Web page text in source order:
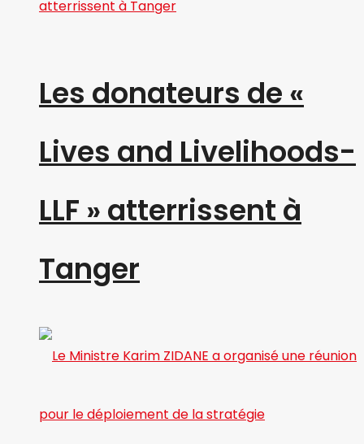
Les donateurs de «
Lives and Livelihoods-
LLF » atterrissent à
Tanger